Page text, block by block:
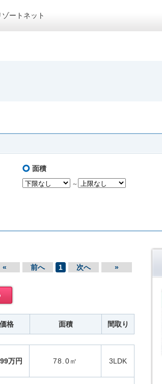
ートネット
面積
～
« 前へ 1 次へ »
価格 面積 間取り
万円 78.0㎡ 3LDK